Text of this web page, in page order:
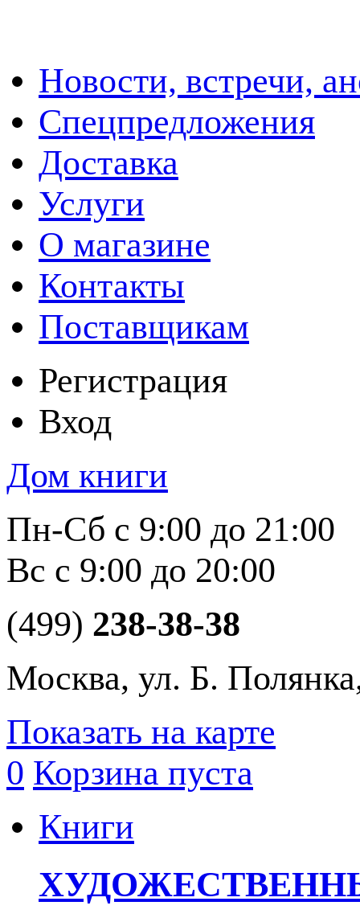
Новости, встречи,
Спецпредложения
Доставка
Услуги
О магазине
Контакты
Поставщикам
Регистрация
Вход
Дом книги
Пн-Сб с 9:00 до 21:00
Вс с 9:00 до 20:00
(499) 238-38-38
Москва, ул. Б.
Показать на карте
0 Корзина пуста
Книги